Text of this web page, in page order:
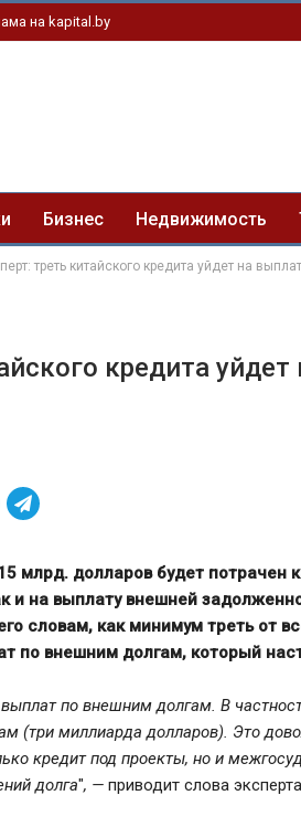
на kapital.by
Бизнес Недвижимость
треть китайского кредита уйдет на
кредита
млрд. долларов будет потрачен
и на выплату внешней
словам, как минимум треть от
по внешним долгам, который
выплат по внешним долгам. В
(три миллиарда долларов). Это
кредит под проекты, но и
долга", — приводит слова